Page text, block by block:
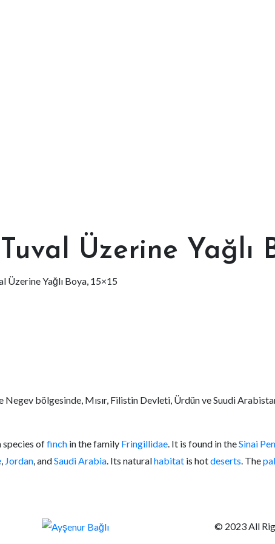
Üzerine Yağlı
Üzerine Yağlı Boya, 15×15
Negev bölgesinde, Mısır, Filistin Devleti, Ürdün ve Suudi
species offinch in the family Fringillidae. It is found in theSinai
, Jordan, andSaudi Arabia. Its naturalhabitat is hotdeserts. The
© 2023 All